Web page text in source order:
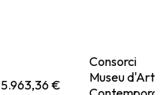
5.963,36 €
Consorci
Museu d'Art